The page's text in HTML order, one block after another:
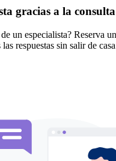
gracias a la
un especialista? Reserva
respuestas sin salir de